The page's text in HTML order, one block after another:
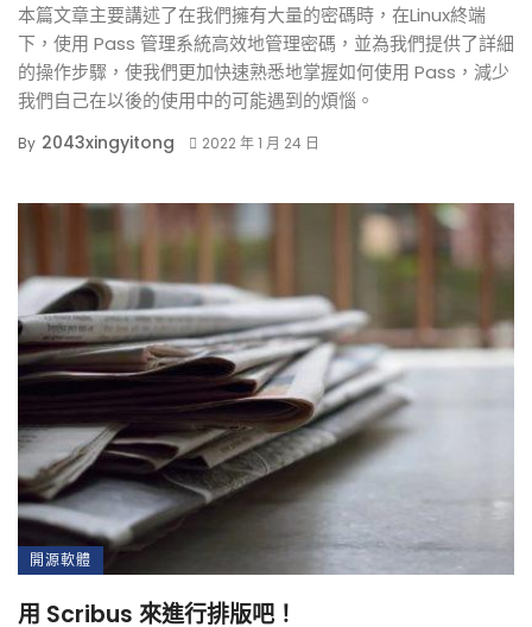
本篇文章主要講述了在我們擁有大量的密碼時，在Linux終端
下，使用 Pass 管理系統高效地管理密碼，並為我們提供了詳細
的操作步驟，使我們更加快速熟悉地掌握如何使用 Pass，減少
我們自己在以後的使用中的可能遇到的煩惱。
By 2043xingyitong 2022 年 1 月 24 日
開源軟體
用 Scribus 來進行排版吧！